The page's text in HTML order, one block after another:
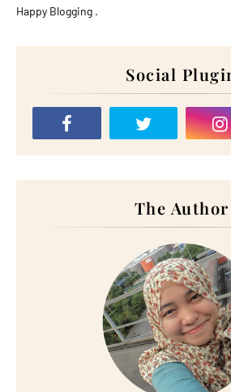
Happy Blogging .
Social
The Author